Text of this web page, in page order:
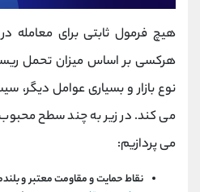
هیچ فرمول ثابتی برای معامله
هرکسی بر اساس میزان تحمل
نوع بازار و بسیاری عوامل دیگر،
می کند. در زیر به چند سطح محبوب
می پردازیم:
نقاط حمایت و مقاومت معتبر و